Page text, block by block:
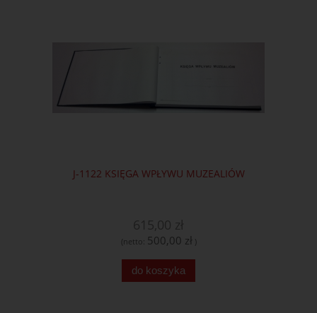
J-1122 KSIĘGA WPŁYWU MUZEALIÓW
(netto: 500,00 zł )
do koszyka